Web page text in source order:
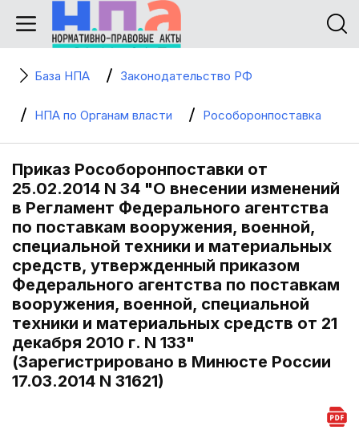
База НПА Законодательство РФ
НПА по Органам власти Рособоронпоставка
Приказ Рособоронпоставки от
25.02.2014 N 34 "О внесении изменений
в Регламент Федерального агентства
по поставкам вооружения, военной,
специальной техники и материальных
средств, утвержденный приказом
Федерального агентства по поставкам
вооружения, военной, специальной
техники и материальных средств от 21
декабря 2010 г. N 133"
(Зарегистрировано в Минюсте России
17.03.2014 N 31621)